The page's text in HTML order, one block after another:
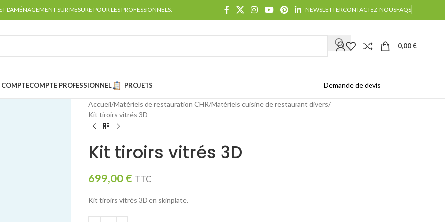
L'AMÉNAGEMENT SUR MESURE POUR LES PROFESSIONNELS. NEWSLETTERCONTACTEZ-NOUSFAQS
0,00€
COMPTE PROFESSIONNEL PROJETS Demande de devis
Accueil Matériels de restauration CHR Matériels cuisine de restaurant divers
Kit tiroirs vitrés 3D
Kit tiroirs vitrés 3D
699,00€ TTC
Kit tiroirs vitrés 3D en skinplate.